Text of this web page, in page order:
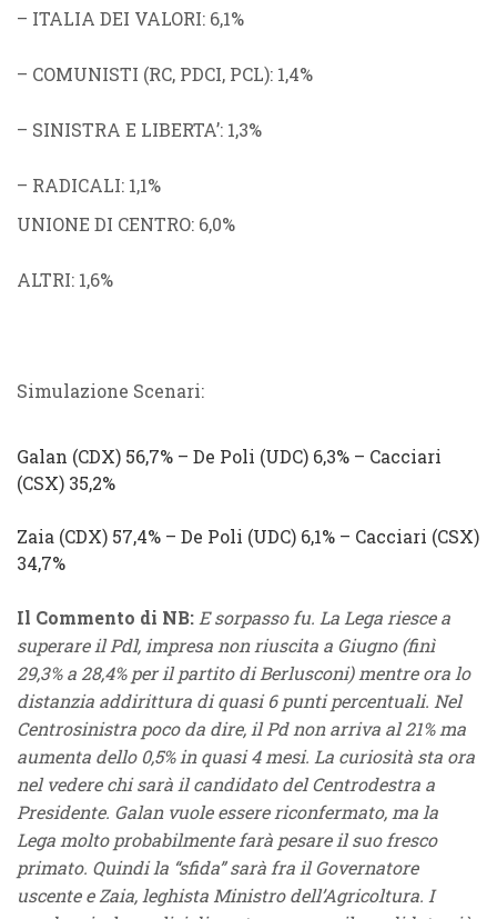
– ITALIA DEI VALORI: 6,1%
– COMUNISTI (RC, PDCI, PCL): 1,4%
– SINISTRA E LIBERTA’: 1,3%
– RADICALI: 1,1%
UNIONE DI CENTRO: 6,0%
ALTRI: 1,6%
Simulazione Scenari:
Galan (CDX) 56,7% – De Poli (UDC) 6,3% – Cacciari
(CSX) 35,2%
Zaia (CDX) 57,4% – De Poli (UDC) 6,1% – Cacciari (CSX)
34,7%
Il Commento di NB: E sorpasso fu. La Lega riesce a
superare il Pdl, impresa non riuscita a Giugno (finì
29,3% a 28,4% per il partito di Berlusconi) mentre ora lo
distanzia addirittura di quasi 6 punti percentuali. Nel
Centrosinistra poco da dire, il Pd non arriva al 21% ma
aumenta dello 0,5% in quasi 4 mesi. La curiosità sta ora
nel vedere chi sarà il candidato del Centrodestra a
Presidente. Galan vuole essere riconfermato, ma la
Lega molto probabilmente farà pesare il suo fresco
primato. Quindi la “sfida” sarà fra il Governatore
uscente e Zaia, leghista Ministro dell’Agricoltura. I